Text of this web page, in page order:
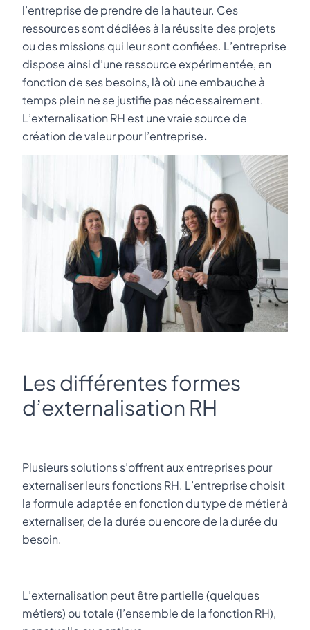
l’entreprise de prendre de la hauteur. Ces
ressources sont dédiées à la réussite des projets
ou des missions qui leur sont confiées. L’entreprise
dispose ainsi d’une ressource expérimentée, en
fonction de ses besoins, là où une embauche à
temps plein ne se justifie pas nécessairement.
L’externalisation RH est une vraie source de
création de valeur pour l’entreprise.
Les différentes formes
d’externalisation RH
Plusieurs solutions s’offrent aux entreprises pour
externaliser leurs fonctions RH. L’entreprise choisit
la formule adaptée en fonction du type de métier à
externaliser, de la durée ou encore de la durée du
besoin.
L’externalisation peut être partielle (quelques
métiers) ou totale (l’ensemble de la fonction RH),